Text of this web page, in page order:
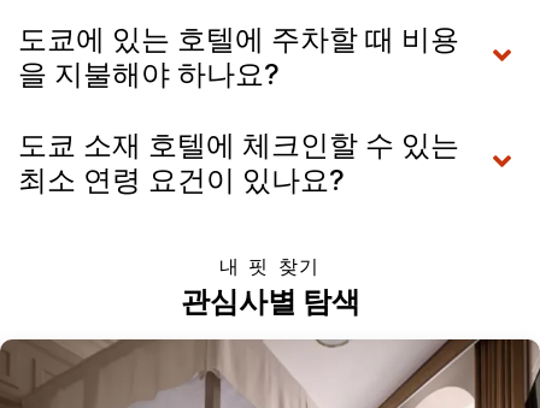
도쿄에 있는 호텔에 주차할 때 비용
을 지불해야 하나요?
도쿄 소재 호텔에 체크인할 수 있는
최소 연령 요건이 있나요?
내 핏 찾기
관심사별 탐색